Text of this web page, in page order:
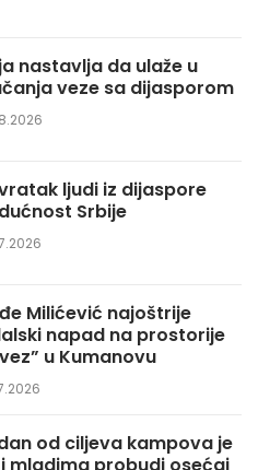
nastavlja da ulaže u
veze sa dijasporom
ljudi iz dijaspore
Srbije
Milićević najoštrije
napad na prostorije
u Kumanovu
od ciljeva kampova je